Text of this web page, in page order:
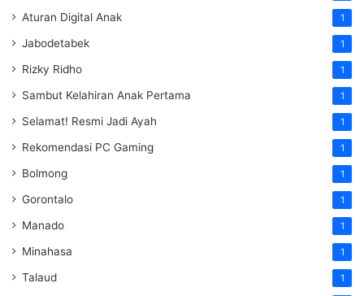
Aturan Digital Anak 1
Jabodetabek 1
Rizky Ridho 1
Sambut Kelahiran Anak Pertama 1
Selamat! Resmi Jadi Ayah 1
Rekomendasi PC Gaming 1
Bolmong 1
Gorontalo 1
Manado 1
Minahasa 1
Talaud 1